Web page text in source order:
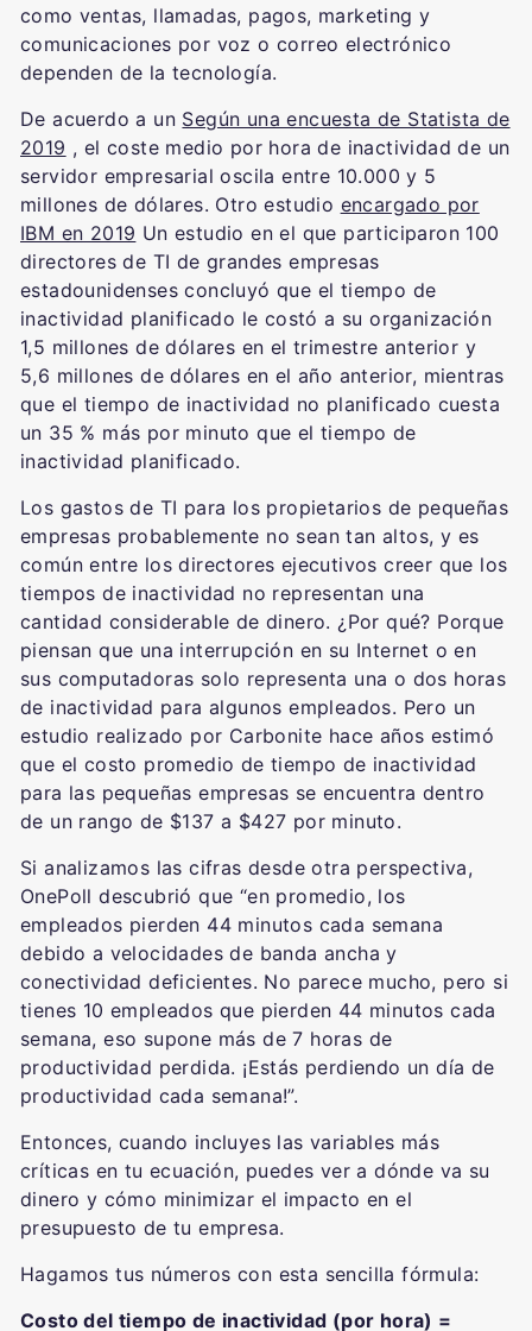
como ventas, llamadas, pagos, marketing y
comunicaciones por voz o correo electrónico
dependen de la tecnología.
De acuerdo a un Según una encuesta de Statista de
2019 , el coste medio por hora de inactividad de un
servidor empresarial oscila entre 10.000 y 5
millones de dólares. Otro estudio encargado por
IBM en 2019 Un estudio en el que participaron 100
directores de TI de grandes empresas
estadounidenses concluyó que el tiempo de
inactividad planificado le costó a su organización
1,5 millones de dólares en el trimestre anterior y
5,6 millones de dólares en el año anterior, mientras
que el tiempo de inactividad no planificado cuesta
un 35 % más por minuto que el tiempo de
inactividad planificado.
Los gastos de TI para los propietarios de pequeñas
empresas probablemente no sean tan altos, y es
común entre los directores ejecutivos creer que los
tiempos de inactividad no representan una
cantidad considerable de dinero. ¿Por qué? Porque
piensan que una interrupción en su Internet o en
sus computadoras solo representa una o dos horas
de inactividad para algunos empleados. Pero un
estudio realizado por Carbonite hace años estimó
que el costo promedio de tiempo de inactividad
para las pequeñas empresas se encuentra dentro
de un rango de $137 a $427 por minuto.
Si analizamos las cifras desde otra perspectiva,
OnePoll descubrió que “en promedio, los
empleados pierden 44 minutos cada semana
debido a velocidades de banda ancha y
conectividad deficientes. No parece mucho, pero si
tienes 10 empleados que pierden 44 minutos cada
semana, eso supone más de 7 horas de
productividad perdida. ¡Estás perdiendo un día de
productividad cada semana!”.
Entonces, cuando incluyes las variables más
críticas en tu ecuación, puedes ver a dónde va su
dinero y cómo minimizar el impacto en el
presupuesto de tu empresa.
Hagamos tus números con esta sencilla fórmula:
Costo del tiempo de inactividad (por hora) =